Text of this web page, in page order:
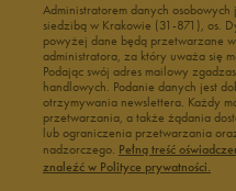
Administratorem danych
siedzibą w Krakowie (31-871), os.
powyżej dane będą przetwarzane
administratora, za który uważa się
Podając swój adres mailowy
handlowych. Podanie danych jest
otrzymywania newslettera. Każdy
przetwarzania, a także żądania
lub ograniczenia przetwarzania
nadzorczego. Pełną treść
znaleźć w Polityce prywatności.